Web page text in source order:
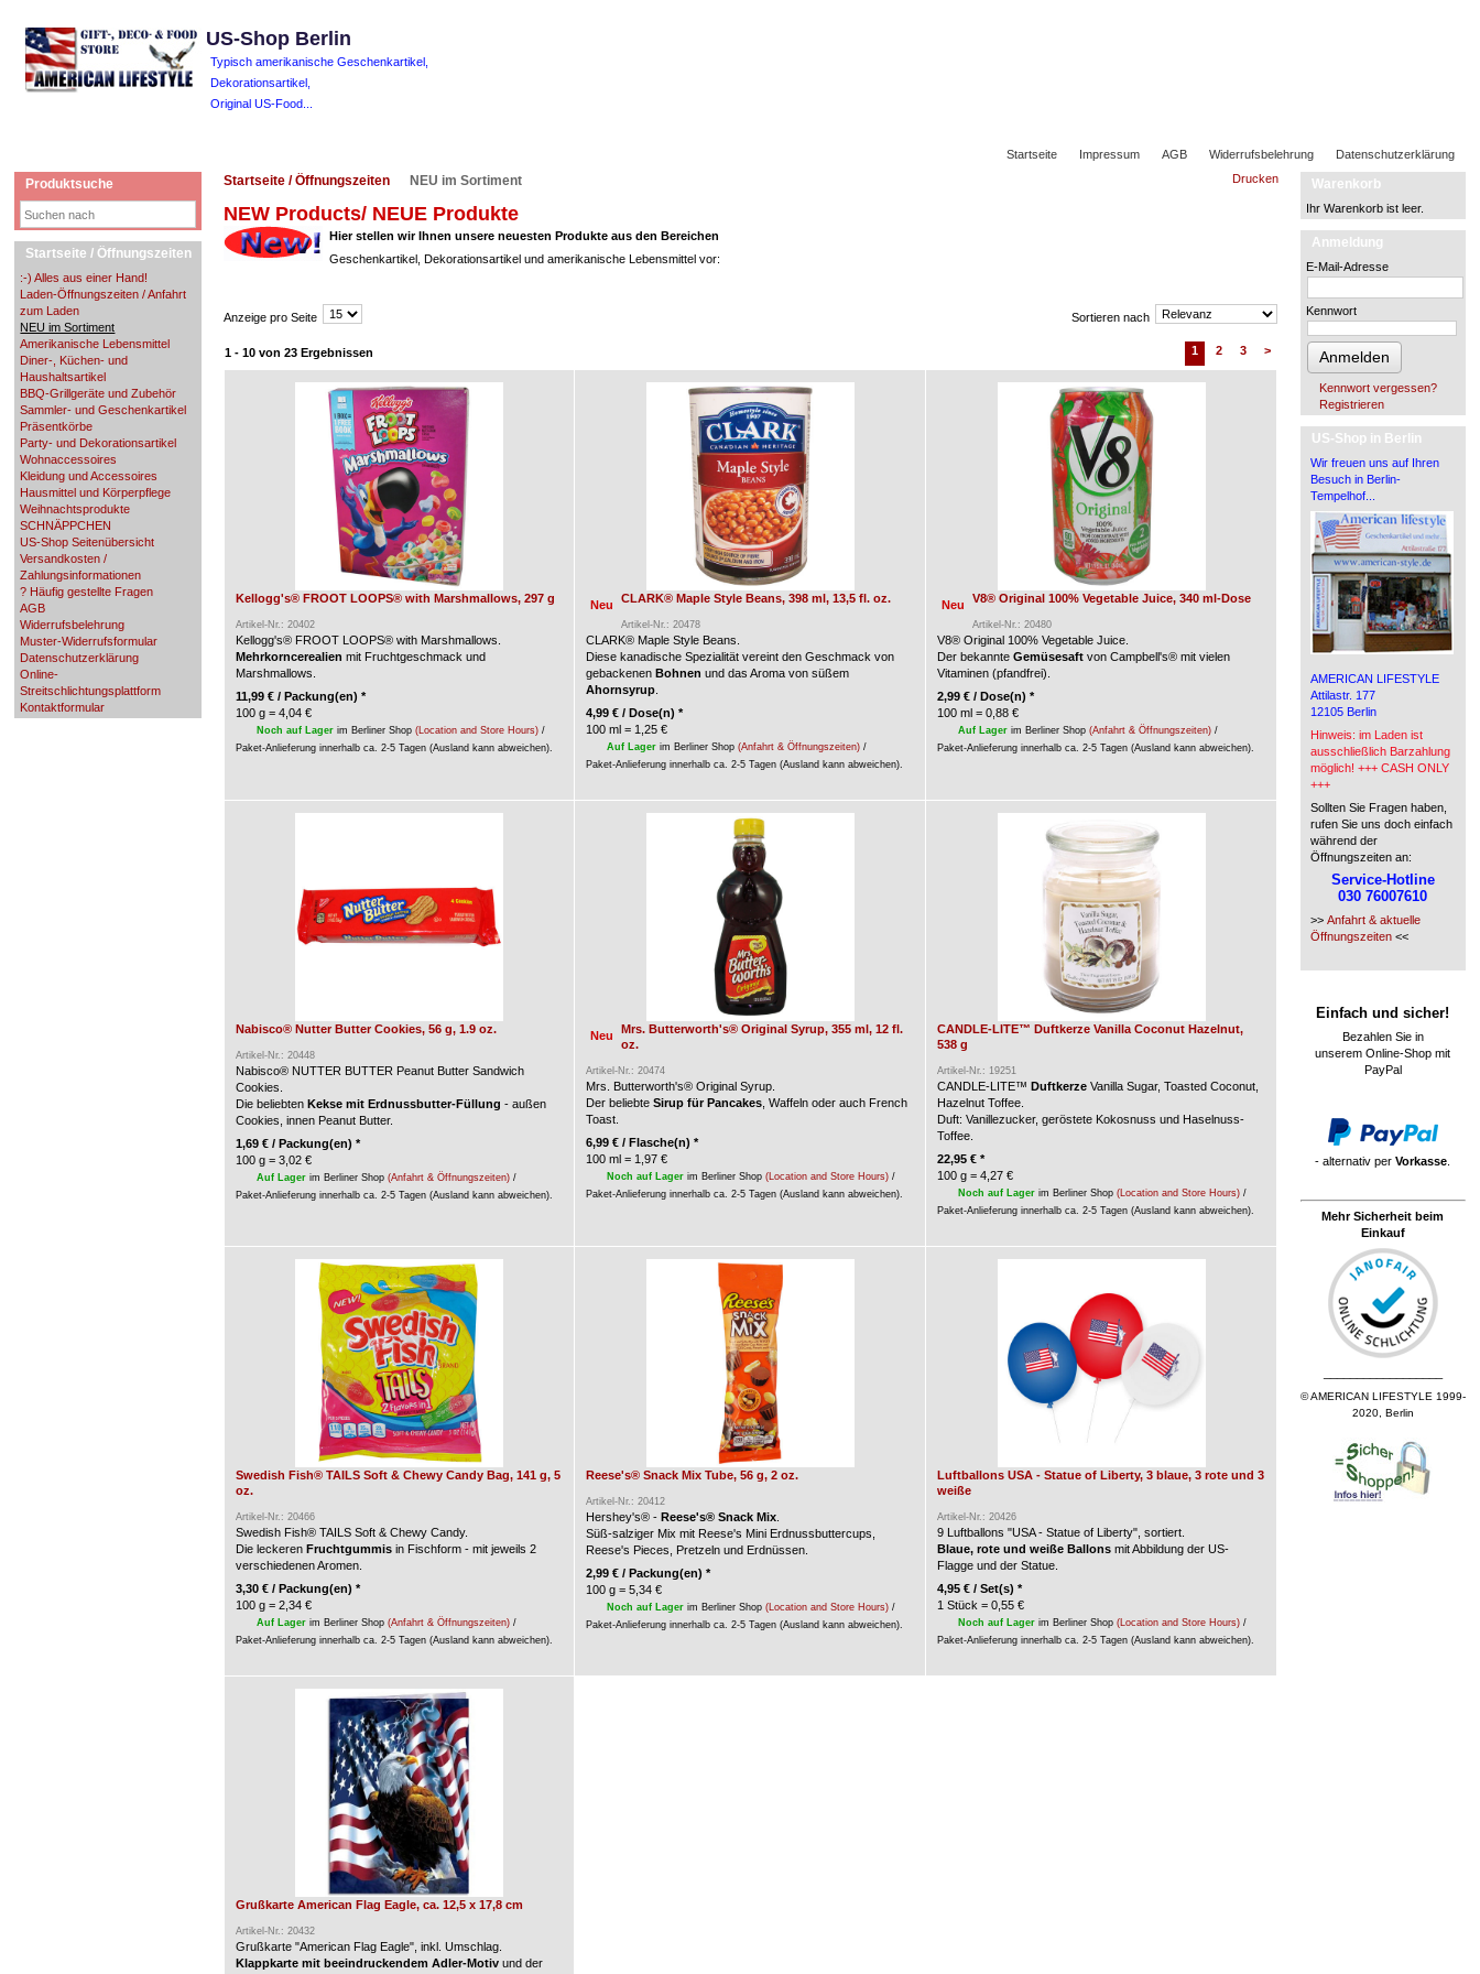
US-Shop Berlin
Typisch amerikanische Geschenkartikel,
Dekorationsartikel,
Original US-Food...
Startseite Impressum AGB Widerrufsbelehrung Datenschutzerklärung
Produktsuche
Startseite / Öffnungszeiten
:-) Alles aus einer Hand!
Laden-Öffnungszeiten / Anfahrt
zum Laden
NEU im Sortiment
Amerikanische Lebensmittel
Diner-, Küchen- und
Haushaltsartikel
BBQ-Grillgeräte und Zubehör
Sammler- und Geschenkartikel
Präsentkörbe
Party- und Dekorationsartikel
Wohnaccessoires
Kleidung und Accessoires
Hausmittel und Körperpflege
Weihnachtsprodukte
SCHNÄPPCHEN
US-Shop Seitenübersicht
Versandkosten /
Zahlungsinformationen
? Häufig gestellte Fragen
AGB
Widerrufsbelehrung
Muster-Widerrufsformular
Datenschutzerklärung
Online-
Streitschlichtungsplattform
Kontaktformular
Warenkorb
Ihr Warenkorb ist leer.
Anmeldung
E-Mail-Adresse
Kennwort
Anmelden
Kennwort vergessen?
Registrieren
US-Shop in Berlin
Wir freuen uns auf Ihren
Besuch in Berlin-
Tempelhof...
AMERICAN LIFESTYLE
Attilastr. 177
12105 Berlin
Hinweis: im Laden ist
ausschließlich Barzahlung
möglich! +++ CASH ONLY
+++
Sollten Sie Fragen haben,
rufen Sie uns doch einfach
während der
Öffnungszeiten an:
Service-Hotline
030 76007610
>> Anfahrt & aktuelle
Öffnungszeiten<<
Einfach und sicher!
Bezahlen Sie in
unserem Online-Shop mit
PayPal
- alternativ perVorkasse
Mehr Sicherheit beim
Einkauf
© AMERICAN LIFESTYLE 1999-
2020, Berlin
Drucken
Startseite / Öffnungszeiten NEU im Sortiment
NEW Products/ NEUE Produkte
Hier stellen wir Ihnen unsere neuesten Produkte aus den Bereichen
Geschenkartikel, Dekorationsartikel und amerikanische Lebensmittel vor:
Anzeige pro Seite Sortieren nach
1 - 10 von 23 Ergebnissen 1 2 3 >
Kellogg's® FROOT LOOPS® with Marshmallows, 297 g
Artikel-Nr.: 20402
Kellogg's® FROOT LOOPS® with Marshmallows.
Mehrkorncerealien mit Fruchtgeschmack und
Marshmallows.
11,99 € / Packung(en) *
100 g = 4,04 €
Noch auf Lager im Berliner Shop(Location and Store Hours) /
Paket-Anlieferung innerhalb ca. 2-5 Tagen (Ausland kann abweichen).
Neu CLARK® Maple Style Beans, 398 ml, 13,5 fl. oz.
Artikel-Nr.: 20478
CLARK® Maple Style Beans.
Diese kanadische Spezialität vereint den Geschmack von
gebackenenBohnen und das Aroma von süßem
Ahornsyrup
4,99 € / Dose(n) *
100 ml = 1,25 €
Auf Lager im Berliner Shop(Anfahrt & Öffnungszeiten) /
Paket-Anlieferung innerhalb ca. 2-5 Tagen (Ausland kann abweichen).
Neu V8® Original 100% Vegetable Juice, 340 ml-Dose
Artikel-Nr.: 20480
V8® Original 100% Vegetable Juice.
Der bekannteGemüsesaft von Campbell's® mit vielen
Vitaminen (pfandfrei).
2,99 € / Dose(n) *
100 ml = 0,88 €
Auf Lager im Berliner Shop(Anfahrt & Öffnungszeiten) /
Paket-Anlieferung innerhalb ca. 2-5 Tagen (Ausland kann abweichen).
Nabisco® Nutter Butter Cookies, 56 g, 1.9 oz.
Artikel-Nr.: 20448
Nabisco® NUTTER BUTTER Peanut Butter Sandwich
Cookies.
Die beliebtenKekse mit Erdnussbutter-Füllung - außen
Cookies, innen Peanut Butter.
1,69 € / Packung(en) *
100 g = 3,02 €
Auf Lager im Berliner Shop(Anfahrt & Öffnungszeiten) /
Paket-Anlieferung innerhalb ca. 2-5 Tagen (Ausland kann abweichen).
Neu
Mrs. Butterworth's® Original Syrup, 355 ml, 12 fl.
oz.
Artikel-Nr.: 20474
Mrs. Butterworth's® Original Syrup.
Der beliebteSirup für Pancakes , Waffeln oder auch French
Toast.
6,99 € / Flasche(n) *
100 ml = 1,97 €
Noch auf Lager im Berliner Shop(Location and Store Hours) /
Paket-Anlieferung innerhalb ca. 2-5 Tagen (Ausland kann abweichen).
CANDLE-LITE™ Duftkerze Vanilla Coconut Hazelnut,
538 g
Artikel-Nr.: 19251
CANDLE-LITE™Duftkerze Vanilla Sugar, Toasted Coconut,
Hazelnut Toffee.
Duft: Vanillezucker, geröstete Kokosnuss und Haselnuss-
Toffee.
22,95 € *
100 g = 4,27 €
Noch auf Lager im Berliner Shop(Location and Store Hours) /
Paket-Anlieferung innerhalb ca. 2-5 Tagen (Ausland kann abweichen).
Swedish Fish® TAILS Soft & Chewy Candy Bag, 141 g, 5
oz.
Artikel-Nr.: 20466
Swedish Fish® TAILS Soft & Chewy Candy.
Die leckerenFruchtgummis in Fischform - mit jeweils 2
verschiedenen Aromen.
3,30 € / Packung(en) *
100 g = 2,34 €
Auf Lager im Berliner Shop(Anfahrt & Öffnungszeiten) /
Paket-Anlieferung innerhalb ca. 2-5 Tagen (Ausland kann abweichen).
Reese's® Snack Mix Tube, 56 g, 2 oz.
Artikel-Nr.: 20412
Hershey's® -Reese's® Snack Mix
Süß-salziger Mix mit Reese's Mini Erdnussbuttercups,
Reese's Pieces, Pretzeln und Erdnüssen.
2,99 € / Packung(en) *
100 g = 5,34 €
Noch auf Lager im Berliner Shop(Location and Store Hours) /
Paket-Anlieferung innerhalb ca. 2-5 Tagen (Ausland kann abweichen).
Luftballons USA - Statue of Liberty, 3 blaue, 3 rote und 3
weiße
Artikel-Nr.: 20426
9 Luftballons "USA - Statue of Liberty", sortiert.
Blaue, rote und weiße Ballons mit Abbildung der US-
Flagge und der Statue
4,95 € / Set(s) *
1 Stück = 0,55 €
Noch auf Lager im Berliner Shop(Location and Store Hours) /
Paket-Anlieferung innerhalb ca. 2-5 Tagen (Ausland kann abweichen).
Grußkarte American Flag Eagle, ca. 12,5 x 17,8 cm
Artikel-Nr.: 20432
Grußkarte "American Flag Eagle", inkl. Umschlag.
Klappkarte mit beeindruckendem Adler-Motiv und der